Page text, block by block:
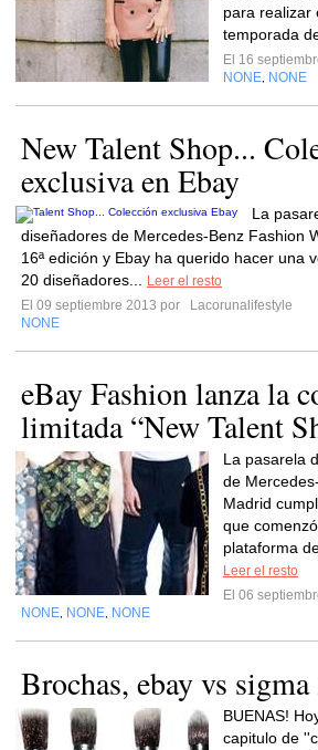
para realizar
temporada
El 16
NONE NONE
New Talent Shop...
exclusiva en Ebay
La
diseñadores de Mercedes-Benz Fashion
16ª edición y Ebay ha querido hacer una
20 diseñadores...
Leer el resto
El 09 septiembre 2013 por
Lacorunalifestyle
NONE
eBay Fashion lanza la
limitada “New Talent
La pasarela
de
Madrid
que
plataforma
Leer el resto
El 06
NONE NONE NONE
Brochas, ebay vs sigma
BUENAS!
capitulo de